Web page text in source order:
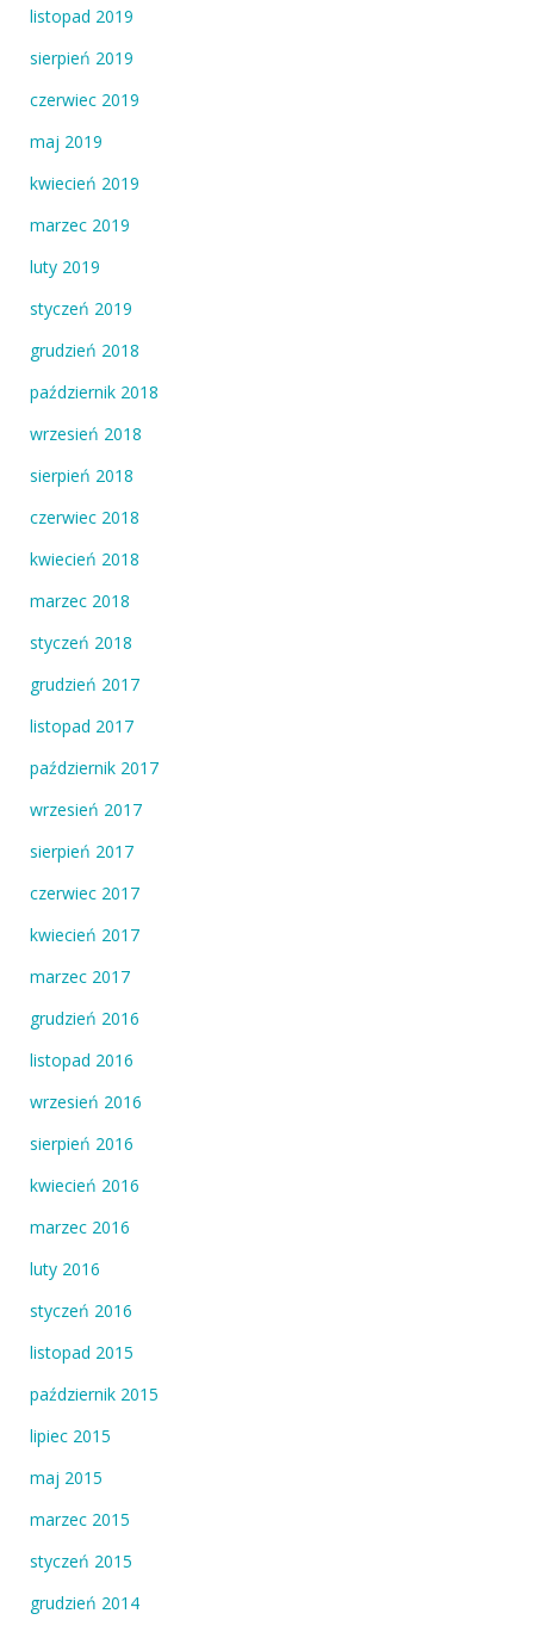
listopad 2019
sierpień 2019
czerwiec 2019
maj 2019
kwiecień 2019
marzec 2019
luty 2019
styczeń 2019
grudzień 2018
październik 2018
wrzesień 2018
sierpień 2018
czerwiec 2018
kwiecień 2018
marzec 2018
styczeń 2018
grudzień 2017
listopad 2017
październik 2017
wrzesień 2017
sierpień 2017
czerwiec 2017
kwiecień 2017
marzec 2017
grudzień 2016
listopad 2016
wrzesień 2016
sierpień 2016
kwiecień 2016
marzec 2016
luty 2016
styczeń 2016
listopad 2015
październik 2015
lipiec 2015
maj 2015
marzec 2015
styczeń 2015
grudzień 2014